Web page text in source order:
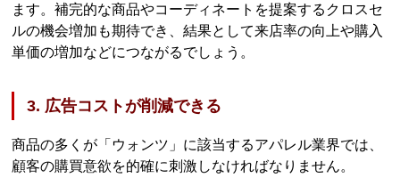
ます。補完的な商品やコーディネートを提案するクロスセ
ルの機会増加も期待でき、結果として来店率の向上や購入
単価の増加などにつながるでしょう。
3. 広告コストが削減できる
商品の多くが「ウォンツ」に該当するアパレル業界では、
顧客の購買意欲を的確に刺激しなければなりません。